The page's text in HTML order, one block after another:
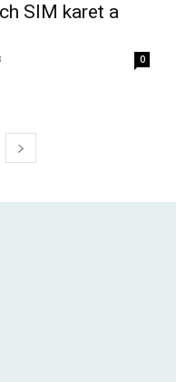
SIM karet a
0